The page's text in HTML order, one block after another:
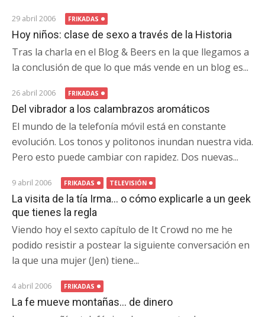
29 abril 2006 FRIKADAS
Hoy niños: clase de sexo a través de la Historia
Tras la charla en el Blog & Beers en la que llegamos a
la conclusión de que lo que más vende en un blog es...
26 abril 2006 FRIKADAS
Del vibrador a los calambrazos aromáticos
El mundo de la telefonía móvil está en constante
evolución. Los tonos y politonos inundan nuestra vida.
Pero esto puede cambiar con rapidez. Dos nuevas...
9 abril 2006 FRIKADAS TELEVISIÓN
La visita de la tía Irma… o cómo explicarle a un geek
que tienes la regla
Viendo hoy el sexto capítulo de It Crowd no me he
podido resistir a postear la siguiente conversación en
la que una mujer (Jen) tiene...
4 abril 2006 FRIKADAS
La fe mueve montañas… de dinero